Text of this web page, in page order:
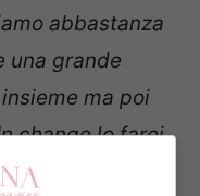
abbastanza
una grande
ma poi
change lo farei